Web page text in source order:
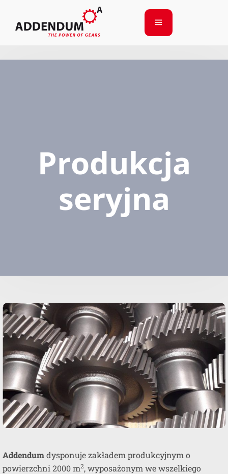
Produkcja
seryjna
Addendumdysponuje zakładem produkcyjnym o
powierzchni 2000 m2, wyposażonym we wszelkiego